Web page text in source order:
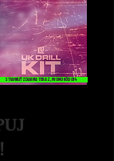
STIAHNUŤ ZDARMA TERAZ, PROMO KÓD 014